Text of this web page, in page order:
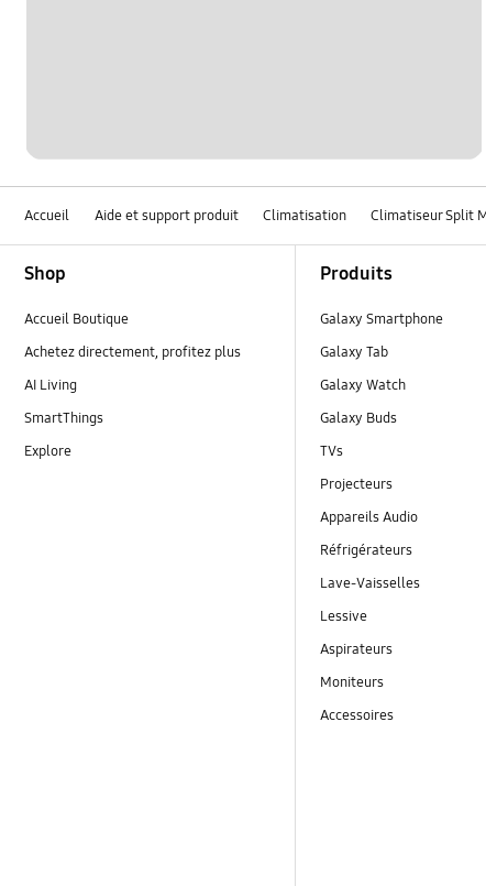
Accueil Aide et support produit Climatisation Climatiseur Split
Shop
Accueil Boutique
Achetez directement, profitez plus
AI Living
SmartThings
Explore
Produits
Galaxy Smartphone
Galaxy Tab
Galaxy Watch
Galaxy Buds
TVs
Projecteurs
Appareils Audio
Réfrigérateurs
Lave-Vaisselles
Lessive
Aspirateurs
Moniteurs
Accessoires